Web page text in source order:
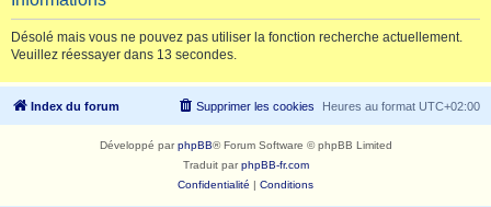
r
c
Désolé mais vous ne pouvez pas utiliser la fonction recherche actuellement.
Veuillez réessayer dans 13 secondes.
Index du forum Heures au format UTC+02:00
Supprimer les cookies
Développé parphpBB® Forum Software © phpBB Limited
Traduit parphpBB-fr.com
Confidentialité | Conditions